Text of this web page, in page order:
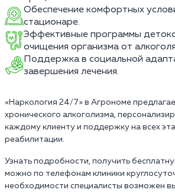
Обеспечение комфортных
стационаре.
Эффективные программы
очищения организма от
Поддержка в социальной
завершения лечения.
«Наркология 24/7» в Агрономе
хронического алкоголизма,
каждому клиенту и поддержку на всех
реабилитации.
Узнать подробности, получить
можно по телефонам клиники
необходимости специалисты возможен